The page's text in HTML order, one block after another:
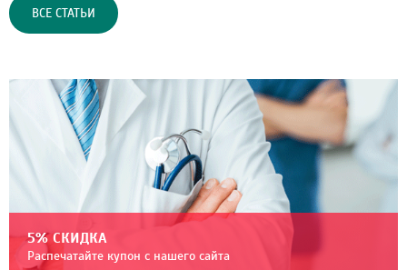
ВСЕ СТАТЬИ
5% СКИДКА
Распечатайте купон с нашего сайта